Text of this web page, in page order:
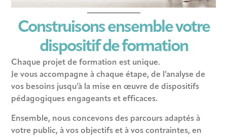
Construisons ensemble votre
dispositif de formation
Chaque projet de formation est unique.
Je vous accompagne à chaque étape, de l’analyse de
vos besoins jusqu’à la mise en œuvre de dispositifs
pédagogiques engageants et efficaces.
Ensemble, nous concevons des parcours adaptés à
votre public, à vos objectifs et à vos contraintes, en